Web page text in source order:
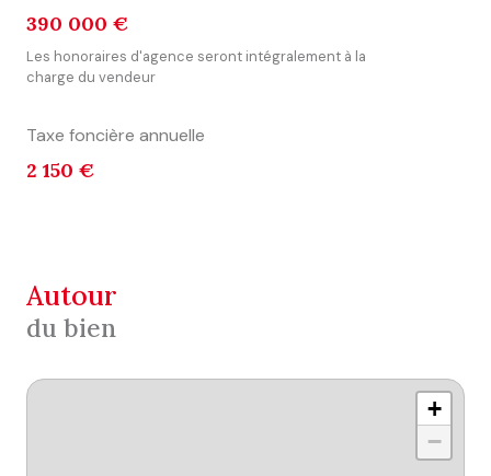
390 000 €
Les honoraires d'agence seront intégralement à la
charge du vendeur
Taxe foncière annuelle
2 150 €
autour
du bien
+
−